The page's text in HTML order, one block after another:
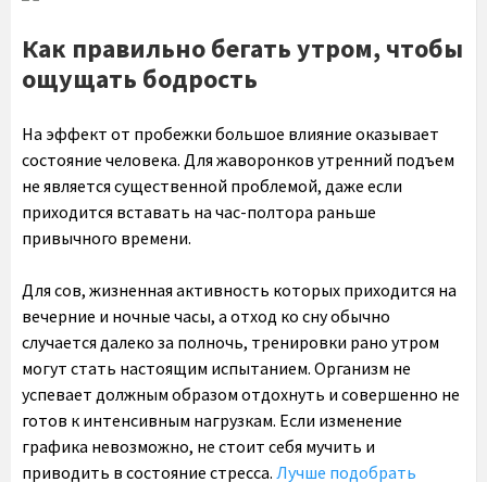
Как правильно бегать утром, чтобы
ощущать бодрость
На эффект от пробежки большое влияние оказывает
состояние человека. Для жаворонков утренний подъем
не является существенной проблемой, даже если
приходится вставать на час-полтора раньше
привычного времени.
Для сов, жизненная активность которых приходится на
вечерние и ночные часы, а отход ко сну обычно
случается далеко за полночь, тренировки рано утром
могут стать настоящим испытанием. Организм не
успевает должным образом отдохнуть и совершенно не
готов к интенсивным нагрузкам. Если изменение
графика невозможно, не стоит себя мучить и
приводить в состояние стресса. Лучше подобрать